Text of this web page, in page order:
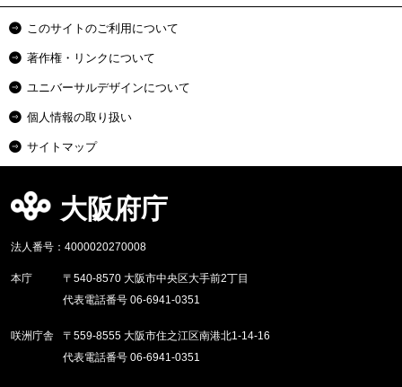
このサイトのご利用について
著作権・リンクについて
ユニバーサルデザインについて
個人情報の取り扱い
サイトマップ
大阪府庁
法人番号：4000020270008
本庁
〒540-8570 大阪市中央区大手前2丁目
代表電話番号 06-6941-0351
咲洲庁舎
〒559-8555 大阪市住之江区南港北1-14-16
代表電話番号 06-6941-0351